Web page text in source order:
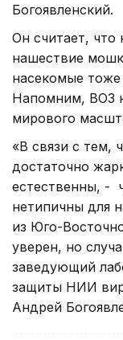
Богоявленский.
Он считает, что
нашествие
насекомые тоже
Напомним, ВОЗ
мирового
«В связи с тем,
достаточно
естественны, -
нетипичны для
из Юго-
уверен, но
заведующий
защиты НИИ
Андрей